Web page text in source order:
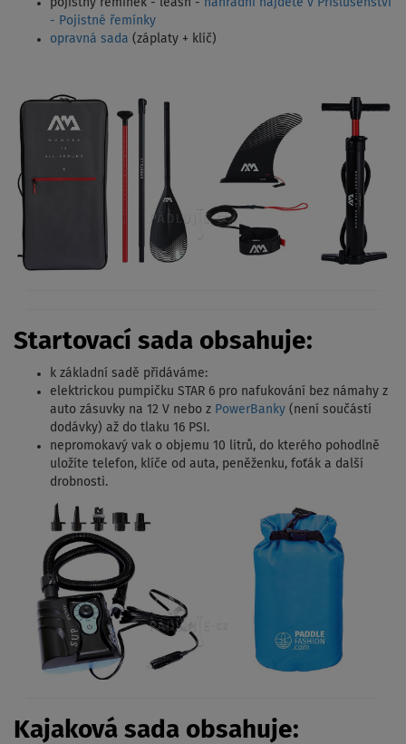
- Pojistné řemínky
opravná sada (záplaty + klíč)
Startovací sada obsahuje:
k základní sadě přidáváme:
elektrickou pumpičku STAR 6 pro nafukování bez námahy z
auto zásuvky na 12 V nebo z PowerBanky (není součástí
dodávky) až do tlaku 16 PSI.
nepromokavý vak o objemu 10 litrů, do kterého pohodlně
uložíte telefon, klíče od auta, peněženku, foťák a další
drobnosti.
Kajaková sada obsahuje: